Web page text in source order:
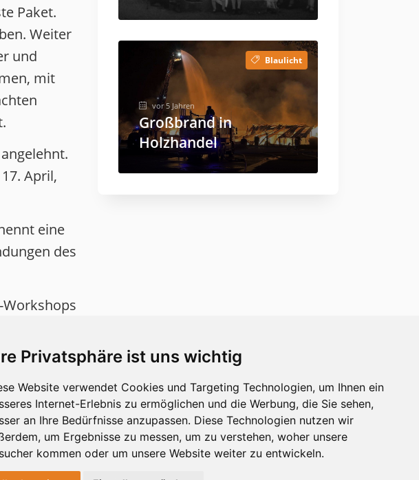
Privatsphäre ist uns wichtig
Website verwendet Cookies und Targeting Technologien, um Ihnen ein
Internet-Erlebnis zu ermöglichen und die Werbung, die Sie sehen,
an Ihre Bedürfnisse anzupassen. Diese Technologien nutzen wir
um Ergebnisse zu messen, um zu verstehen, woher unsere
kommen oder um unsere Website weiter zu entwickeln.
Paket.
Weiter
und
mit
April,
eine
des
Pakete
per Post
vor 5 Jahren
Großbrand in
Holzhandel
Blaulicht